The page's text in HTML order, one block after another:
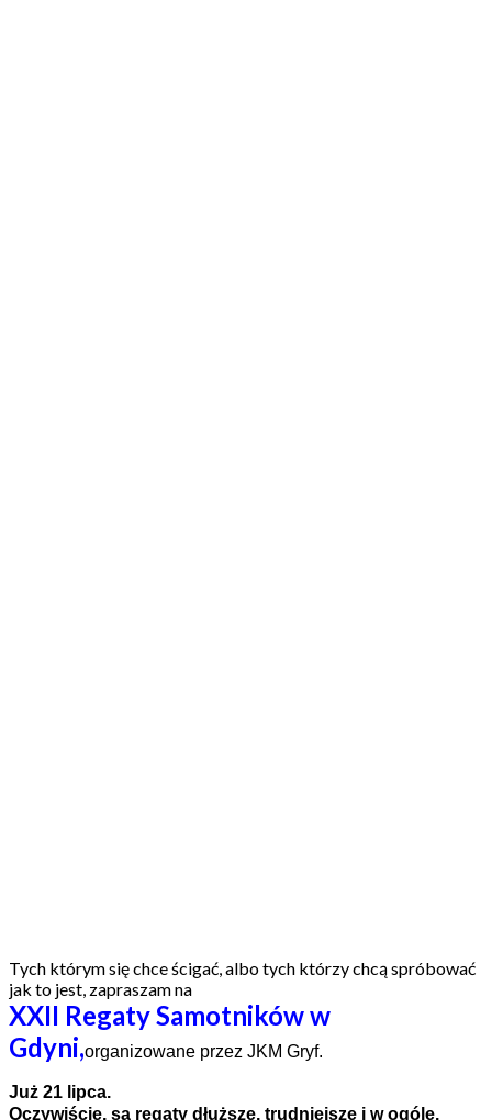
Tych którym się chce ścigać, albo tych którzy chcą spróbować
jak to jest, zapraszam na
XXII Regaty Samotników w
Gdyni,organizowane przez JKM Gryf.
Już 21 lipca.
Oczywiście, są regaty dłuższe, trudniejsze i w ogóle.